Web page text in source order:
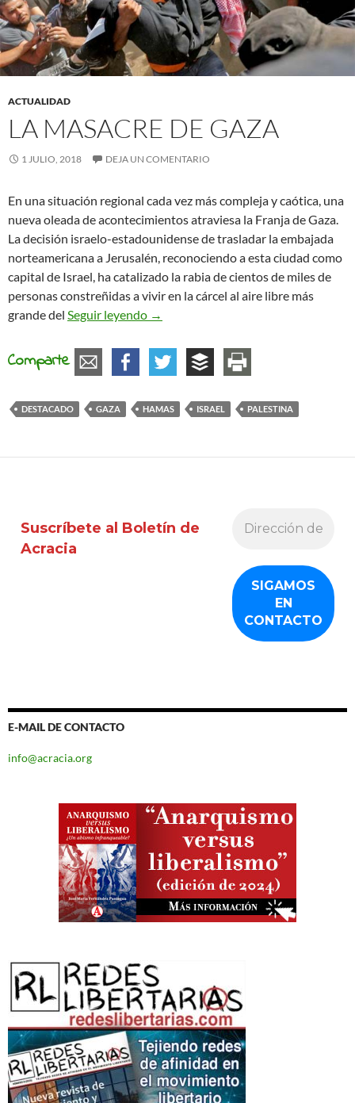
ACTUALIDAD
LA MASACRE DE GAZA
1 JULIO, 2018 DEJA UN COMENTARIO
En una situación regional cada vez más compleja y caótica, una
nueva oleada de acontecimientos atraviesa la Franja de Gaza.
La decisión israelo-estadounidense de trasladar la embajada
norteamericana a Jerusalén, reconociendo a esta ciudad como
capital de Israel, ha catalizado la rabia de cientos de miles de
personas constreñidas a vivir en la cárcel al aire libre más
grande del Seguir leyendo La masacre de Gaza
→
Comparte
DESTACADO GAZA HAMAS ISRAEL PALESTINA
Suscríbete al Boletín de
Acracia
E-MAIL DE CONTACTO
info@acracia.org